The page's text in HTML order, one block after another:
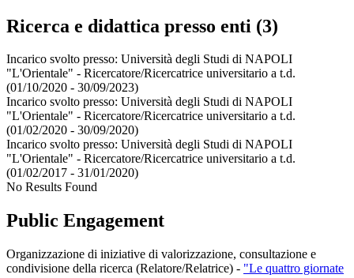
Ricerca e didattica presso enti (3)
Incarico svolto presso: Università degli Studi di NAPOLI
"L'Orientale" - Ricercatore/Ricercatrice universitario a t.d.
(01/10/2020 - 30/09/2023)
Incarico svolto presso: Università degli Studi di NAPOLI
"L'Orientale" - Ricercatore/Ricercatrice universitario a t.d.
(01/02/2020 - 30/09/2020)
Incarico svolto presso: Università degli Studi di NAPOLI
"L'Orientale" - Ricercatore/Ricercatrice universitario a t.d.
(01/02/2017 - 31/01/2020)
No Results Found
Public Engagement
Organizzazione di iniziative di valorizzazione, consultazione e
condivisione della ricerca (Relatore/Relatrice) - "Le quattro giornate